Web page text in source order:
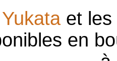
et
en